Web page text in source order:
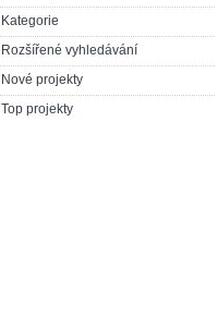
Kategorie
Rozšířené vyhledávání
Nové projekty
Top projekty